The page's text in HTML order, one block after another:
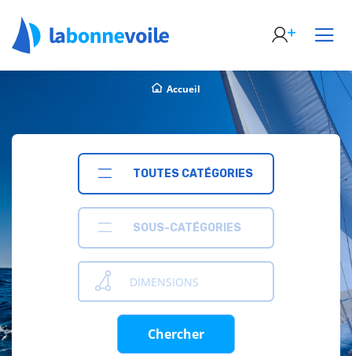
Accueil
TOUTES CATÉGORIES
SOUS-CATÉGORIES
DIMENSIONS
Chercher